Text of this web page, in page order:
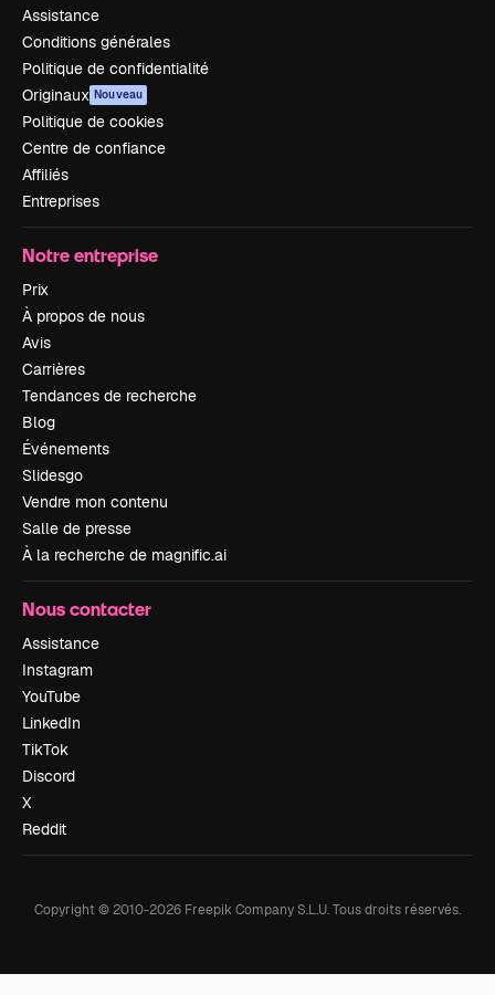
Assistance
Conditions générales
Politique de confidentialité
Originaux Nouveau
Politique de cookies
Centre de confiance
Affiliés
Entreprises
Notre entreprise
Prix
À propos de nous
Avis
Carrières
Tendances de recherche
Blog
Événements
Slidesgo
Vendre mon contenu
Salle de presse
À la recherche de magnific.ai
Nous contacter
Assistance
Instagram
YouTube
LinkedIn
TikTok
Discord
X
Reddit
Copyright © 2010-2026 Freepik Company S.L.U.Tous droits réservés.